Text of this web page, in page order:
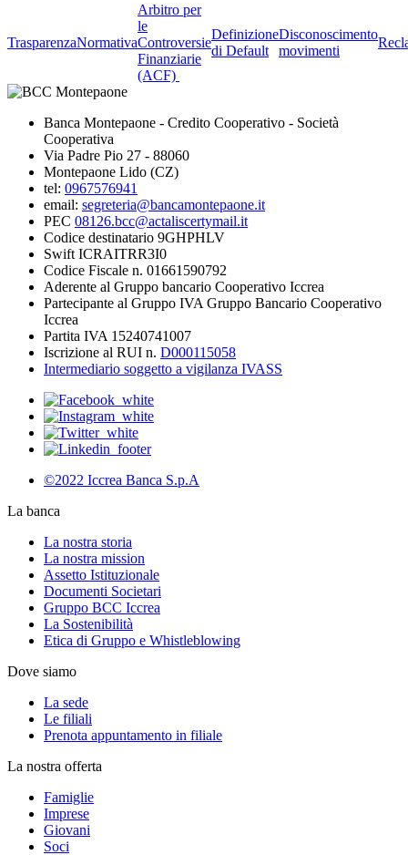
TrasparenzaNormativa
Arbitro per
le
Controversie
Finanziarie
(ACF)
Definizione
di Default
Disconoscimento
movimenti
Banca Montepaone - Credito Cooperativo - Società
Cooperativa
Via Padre Pio 27 - 88060
Montepaone Lido (CZ)
tel: 0967576941
email: segreteria@bancamontepaone.it
PEC 08126.bcc@actaliscertymail.it
Codice destinatario 9GHPHLV
Swift ICRAITRR3I0
Codice Fiscale n. 01661590792
Aderente al Gruppo bancario Cooperativo Iccrea
Partecipante al Gruppo IVA Gruppo Bancario Cooperativo
Iccrea
Partita IVA 15240741007
Iscrizione al RUI n. D000115058
Intermediario soggetto a vigilanza IVASS
©2022 Iccrea Banca S.p.A
La banca
La nostra storia
La nostra mission
Assetto Istituzionale
Documenti Societari
Gruppo BCC Iccrea
La Sostenibilità
Etica di Gruppo e Whistleblowing
Dove siamo
La sede
Le filiali
Prenota appuntamento in filiale
La nostra offerta
Famiglie
Imprese
Giovani
Soci